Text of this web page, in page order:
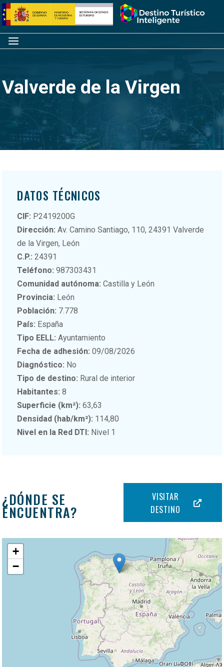
Saltar
al
contenido
Inicio
Menú
Valverde de la Virgen
DATOS TÉCNICOS
CIF: P2419200G
Dirección: Av. Camino Santiago, 110, 24391 Valverde
de la Virgen, León
C.P.: 24391
Teléfono: 987303431
Comunidad autónoma: Castilla y León
Provincia: León
Población: 7.778
País: España
Tipo EELL: Ayuntamiento
Fecha de adhesión: 09/08/2026
Diagnóstico: No
Tipo de destino: Rural de interior
Habitantes: 8
Superficie (km²): 63,63
Densidad (hab/km²): 114,80
Nivel en la Red DTI: Nivel 1
¿DÓNDE SE
ENCUENTRA?
VISITAR
DESTINO
+
−